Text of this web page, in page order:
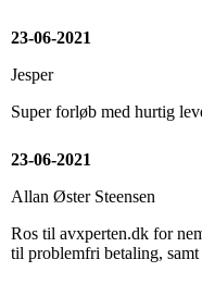
23-06-2021
Jesper
Super forløb med hurtig
23-06-2021
Allan Øster Steensen
Ros til avxperten.dk for
til problemfri betaling,